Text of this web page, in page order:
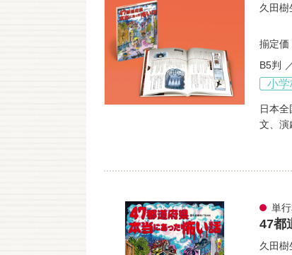
久田樹
揃定価
B5判
小学
日本
文、演
単
47都
久田樹